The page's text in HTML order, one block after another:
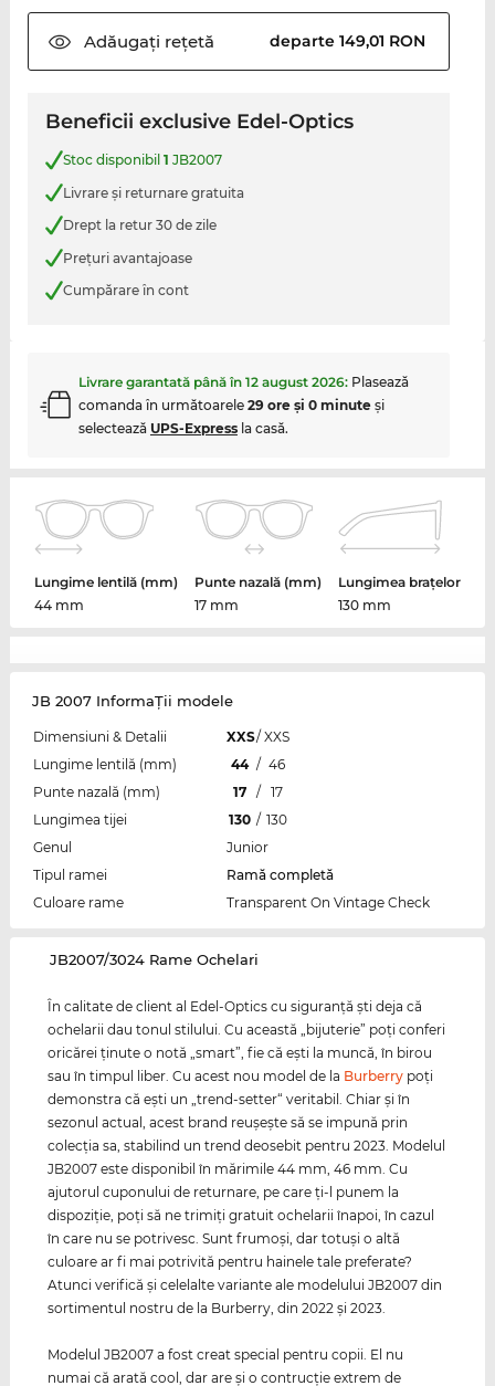
Adăugați rețetă departe 149,01 RON
Beneficii exclusive Edel-Optics
Stoc disponibil 1 JB2007
Livrare şi returnare gratuita
Drept la retur 30 de zile
Preţuri avantajoase
Cumpărare în cont
Livrare garantată până în 12 august 2026: Plasează
comanda în următoarele 29 ore şi 0 minuteşi
selectează UPS-Expressla casă.
Lungime lentilă (mm)
44 mm
Punte nazală (mm)
17 mm
Lungimea brațelor
130 mm
JB 2007 InformaŢii modele
Dimensiuni & Detalii XXS/ XXS
Lungime lentilă (mm)
44 / 46
Punte nazală (mm)
17 /
17
Lungimea tijei
130 / 130
Genul
Junior
Tipul ramei
Ramă completă
Culoare rame
Transparent On Vintage Check
‌JB2007/3024 Rame Ochelari
În calitate de client al Edel-Optics cu siguranţă şti deja că
ochelarii dau tonul stilului. Cu această „bijuterie” poţi conferi
oricărei ţinute o notă „smart”, fie că eşti la muncă, în birou
sau în timpul liber. Cu acest nou model de la Burberry poţi
demonstra că eşti un „trend-setter“ veritabil. Chiar şi în
sezonul actual, acest brand reuşeşte să se impună prin
colecţia sa, stabilind un trend deosebit pentru 2023. Modelul
JB2007 este disponibil în mărimile 44 mm, 46 mm. Cu
ajutorul cuponului de returnare, pe care ţi-l punem la
dispoziţie, poţi să ne trimiţi gratuit ochelarii înapoi, în cazul
în care nu se potrivesc. Sunt frumoşi, dar totuşi o altă
culoare ar fi mai potrivită pentru hainele tale preferate?
Atunci verifică şi celelalte variante ale modelului JB2007 din
sortimentul nostru de la Burberry, din 2022 şi 2023.
Modelul JB2007 a fost creat special pentru copii. El nu
numai că arată cool, dar are şi o contrucţie extrem de